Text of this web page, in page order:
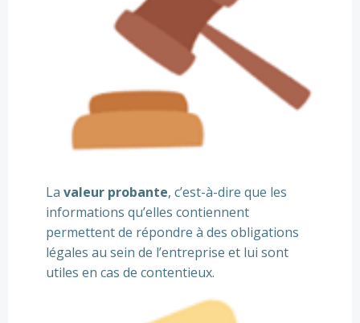
La valeur probante, c’est-à-dire que les
informations qu’elles contiennent
permettent de répondre à des obligations
légales au sein de l’entreprise et lui sont
utiles en cas de contentieux.